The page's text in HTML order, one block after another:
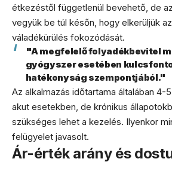
étkezéstől függetlenül bevehető, de
vegyük be túl későn, hogy elkerüljük
váladékürülés fokozódását.
"A megfelelő folyadékbevitel
gyógyszer esetében
hatékonyság szempontjából."
Az alkalmazás időtartama általában 4-
akut esetekben, de krónikus
szükséges lehet a kezelés. Ilyenkor
felügyelet javasolt.
Ár-érték arány és